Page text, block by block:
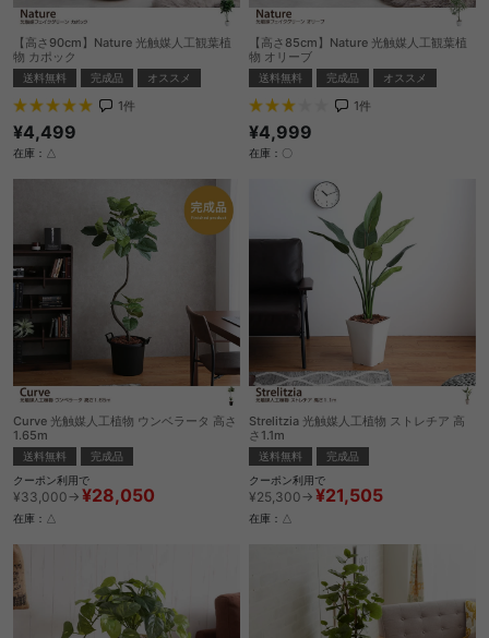
【高さ90cm】Nature 光触媒人工観葉植
物 カポック
送料無料 完成品 オススメ
1件
¥4,499
在庫：△
【高さ85cm】Nature 光触媒人工観葉植
物 オリーブ
送料無料 完成品 オススメ
1件
¥4,999
在庫：〇
Curve 光触媒人工植物 ウンベラータ 高さ
1.65m
送料無料
完成品
クーポン利用で
¥33,000→ ¥28,050
在庫：△
Strelitzia 光触媒人工植物 ストレチア 高
さ1.1m
送料無料
完成品
クーポン利用で
¥25,300→ ¥21,505
在庫：△